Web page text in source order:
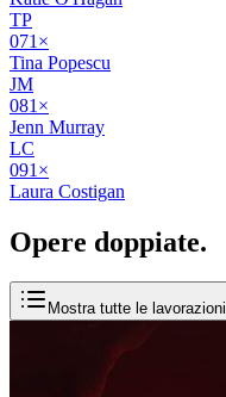
TP
071 ×
Tina Popescu
JM
081 ×
Jenn Murray
LC
091 ×
Laura Costigan
Opere doppiate.
Mostra tutte le lavorazioni